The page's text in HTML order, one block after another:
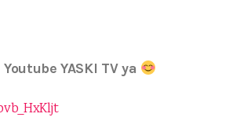
YASKI TV ya